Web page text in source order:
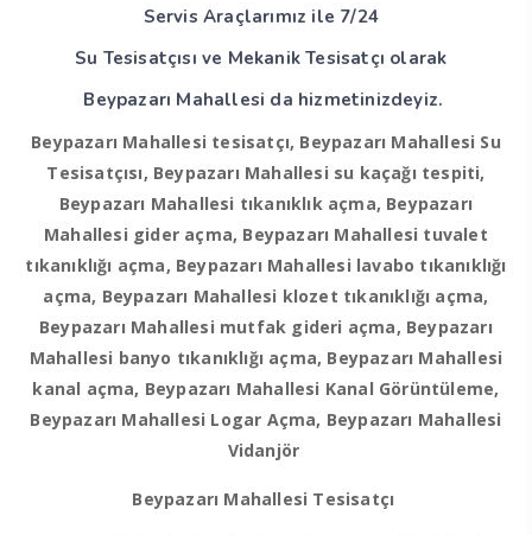
Servis Araçlarımız ile 7/24
Su Tesisatçısı ve Mekanik Tesisatçı olarak
Beypazarı Mahallesi da hizmetinizdeyiz.
Beypazarı Mahallesi tesisatçı, Beypazarı Mahallesi Su
Tesisatçısı, Beypazarı Mahallesi su kaçağı tespiti,
Beypazarı Mahallesi tıkanıklık açma, Beypazarı
Mahallesi gider açma, Beypazarı Mahallesi tuvalet
tıkanıklığı açma, Beypazarı Mahallesi lavabo tıkanıklığı
açma, Beypazarı Mahallesi klozet tıkanıklığı açma,
Beypazarı Mahallesi mutfak gideri açma, Beypazarı
Mahallesi banyo tıkanıklığı açma, Beypazarı Mahallesi
kanal açma, Beypazarı Mahallesi Kanal Görüntüleme,
Beypazarı Mahallesi Logar Açma, Beypazarı Mahallesi
Vidanjör
Beypazarı Mahallesi Tesisatçı